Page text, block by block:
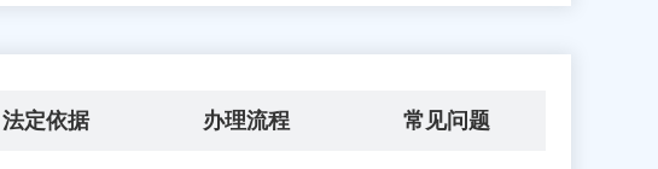
法定依据 办理流程 常见问题